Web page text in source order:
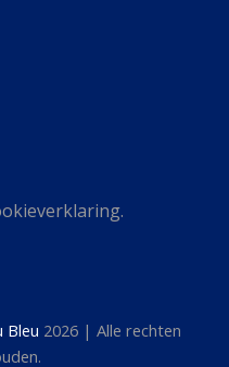
Bleu 2026 | Alle rechten